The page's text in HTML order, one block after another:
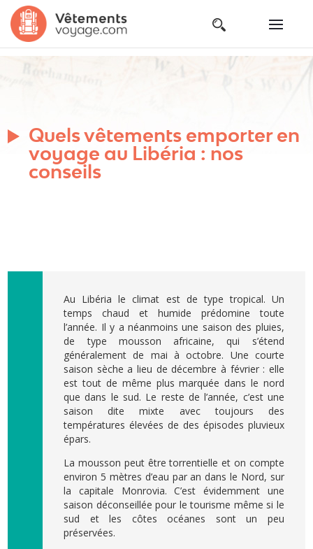
Quels vêtements emporter en
voyage au Libéria : nos
conseils
Au Libéria le climat est de type tropical. Un
temps chaud et humide prédomine toute
l’année. Il y a néanmoins une saison des pluies,
de type mousson africaine, qui s’étend
généralement de mai à octobre. Une courte
saison sèche a lieu de décembre à février : elle
est tout de même plus marquée dans le nord
que dans le sud. Le reste de l’année, c’est une
saison dite mixte avec toujours des
températures élevées de des épisodes pluvieux
épars.
La mousson peut être torrentielle et on compte
environ 5 mètres d’eau par an dans le Nord, sur
la capitale Monrovia. C’est évidemment une
saison déconseillée pour le tourisme même si le
sud et les côtes océanes sont un peu
préservées.